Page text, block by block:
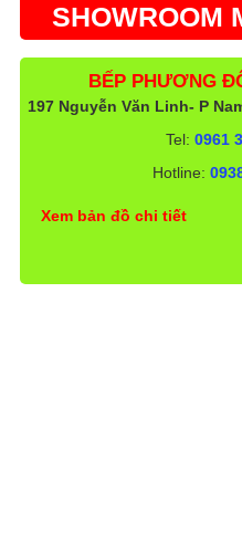
SHOWROOM
BẾP PHƯƠNG
197 Nguyễn Văn Linh- P
Tel:0961
Hotline:
Xem bản đồ chi tiết